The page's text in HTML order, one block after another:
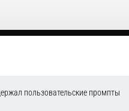
пользовательские промпты